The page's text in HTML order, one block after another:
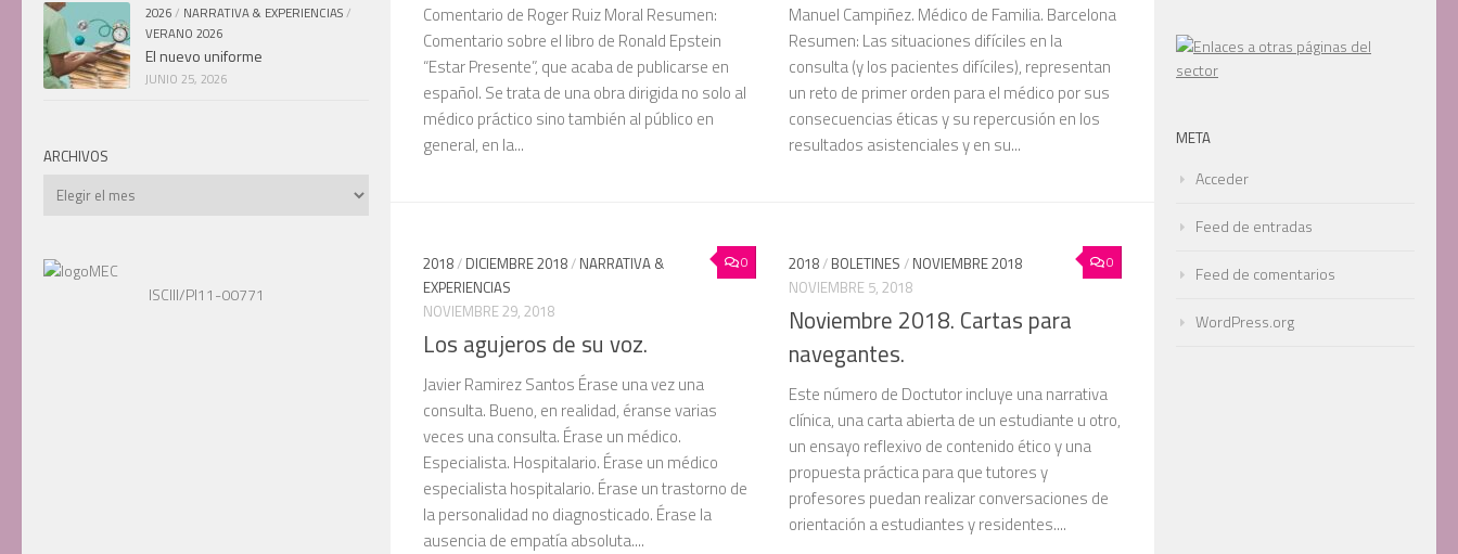
Comentario de Roger Ruiz Moral Resumen:
Comentario sobre el libro de Ronald Epstein
“Estar Presente”, que acaba de publicarse en
español. Se trata de una obra dirigida no solo al
médico práctico sino también al público en
general, en la...
Manuel Campiñez. Médico de Familia. Barcelona
Resumen: Las situaciones difíciles en la
consulta (y los pacientes difíciles), representan
un reto de primer orden para el médico por sus
consecuencias éticas y su repercusión en los
resultados asistenciales y en su...
0
2018/ DICIEMBRE 2018/ NARRATIVA &
EXPERIENCIAS
NOVIEMBRE 29, 2018
Los agujeros de su voz.
Javier Ramirez Santos Érase una vez una
consulta. Bueno, en realidad, éranse varias
veces una consulta. Érase un médico.
Especialista. Hospitalario. Érase un médico
especialista hospitalario. Érase un trastorno de
la personalidad no diagnosticado. Érase la
ausencia de empatía absoluta....
0
2018/ BOLETINES / NOVIEMBRE 2018
NOVIEMBRE 5, 2018
Noviembre 2018. Cartas para
navegantes.
Este número de Doctutor incluye una narrativa
clínica, una carta abierta de un estudiante u otro,
un ensayo reflexivo de contenido ético y una
propuesta práctica para que tutores y
profesores puedan realizar conversaciones de
orientación a estudiantes y residentes....
2026/ NARRATIVA & EXPERIENCIAS/
VERANO 2026
El nuevo uniforme
JUNIO 25, 2026
ARCHIVOS
Archivos
ISCIII/PI11-00771
META
Acceder
Feed de entradas
Feed de comentarios
WordPress.org